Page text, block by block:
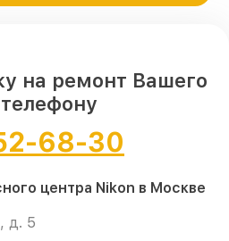
на ремонт Вашего
68-30
центра Nikon в Москве
д. 5